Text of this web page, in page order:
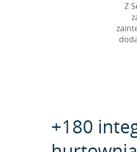
Z
+180